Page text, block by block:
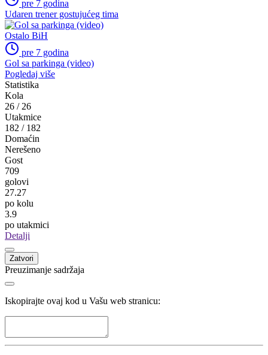
pre 7 godina
Udaren trener gostujućeg tima
Ostalo BiH
pre 7 godina
Gol sa parkinga (video)
Pogledaj više
Statistika
Kola
26 / 26
Utakmice
182 / 182
Domaćin
Nerešeno
Gost
709
golovi
27.27
po kolu
3.9
po utakmici
Detalji
Zatvori
Preuzimanje sadržaja
Iskopirajte ovaj kod u Vašu web stranicu: